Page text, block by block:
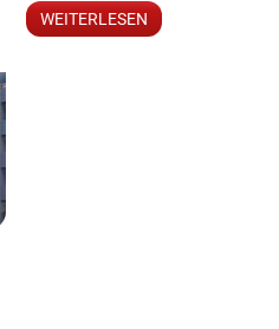
WEITERLESEN